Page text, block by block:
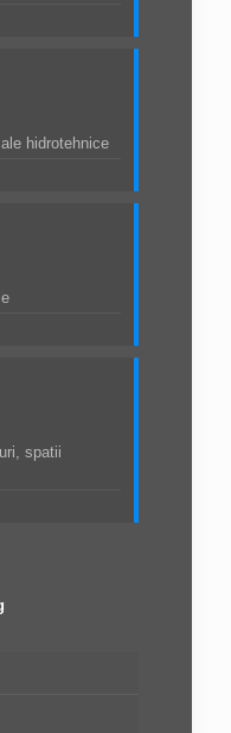
hidrotehnice
spatii